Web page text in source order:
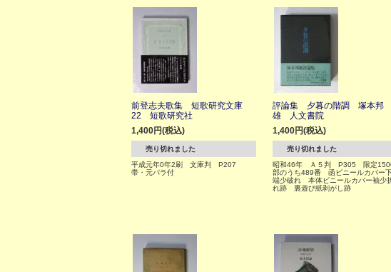
前登志夫歌集 短歌研究文庫
22 短歌研究社
1,400円(税込)
売り切れました
平成元年0年2刷 文庫判 P207
帯・元パラ付
評論集 夕暮の階調 塚本邦
雄 人文書院
1,400円(税込)
売り切れました
昭和46年 Ａ５判 P305 限定
部のうち489番 函ビニールカバー
端少破れ 本体ビニールカバー袖少
れ跡 裏遊び紙剥がし跡